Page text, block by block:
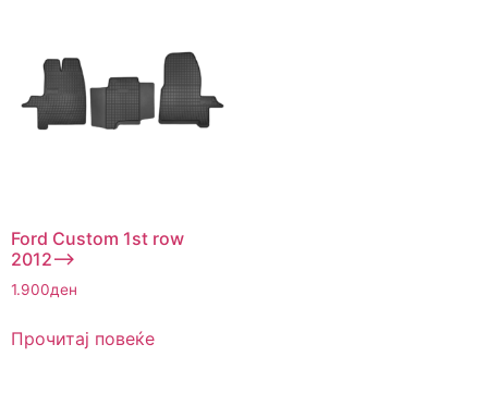
Ford Custom 1st row
2012–>
1.900ден
Прочитај повеќе